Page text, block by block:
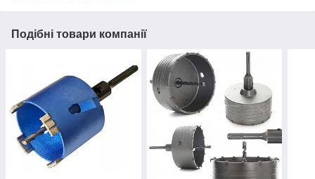
Подібні товари компанії